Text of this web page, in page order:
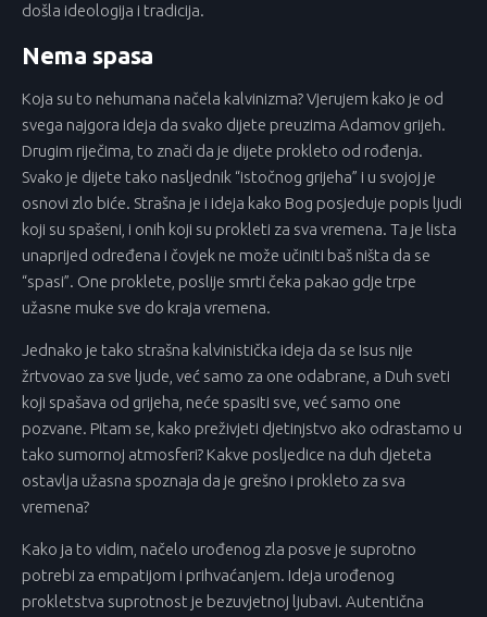
došla ideologija i tradicija.
Nema spasa
Koja su to nehumana načela kalvinizma? Vjerujem kako je od
svega najgora ideja da svako dijete preuzima Adamov grijeh.
Drugim riječima, to znači da je dijete prokleto od rođenja.
Svako je dijete tako nasljednik “istočnog grijeha” i u svojoj je
osnovi zlo biće. Strašna je i ideja kako Bog posjeduje popis ljudi
koji su spašeni, i onih koji su prokleti za sva vremena. Ta je lista
unaprijed određena i čovjek ne može učiniti baš ništa da se
“spasi”. One proklete, poslije smrti čeka pakao gdje trpe
užasne muke sve do kraja vremena.
Jednako je tako strašna kalvinistička ideja da se Isus nije
žrtvovao za sve ljude, već samo za one odabrane, a Duh sveti
koji spašava od grijeha, neće spasiti sve, već samo one
pozvane. Pitam se, kako preživjeti djetinjstvo ako odrastamo u
tako sumornoj atmosferi? Kakve posljedice na duh djeteta
ostavlja užasna spoznaja da je grešno i prokleto za sva
vremena?
Kako ja to vidim, načelo urođenog zla posve je suprotno
potrebi za empatijom i prihvaćanjem. Ideja urođenog
prokletstva suprotnost je bezuvjetnoj ljubavi. Autentična